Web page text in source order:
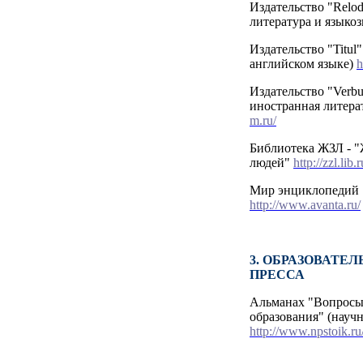
Издательство
литература и
Издательство
английском языке)
Издательство
иностранная
m.ru/
Библиотека ЖЗЛ -
людей" http://
Мир энциклопедий
http://www.avanta.ru/
3.
ПРЕССА
Альманах
образования"
http://